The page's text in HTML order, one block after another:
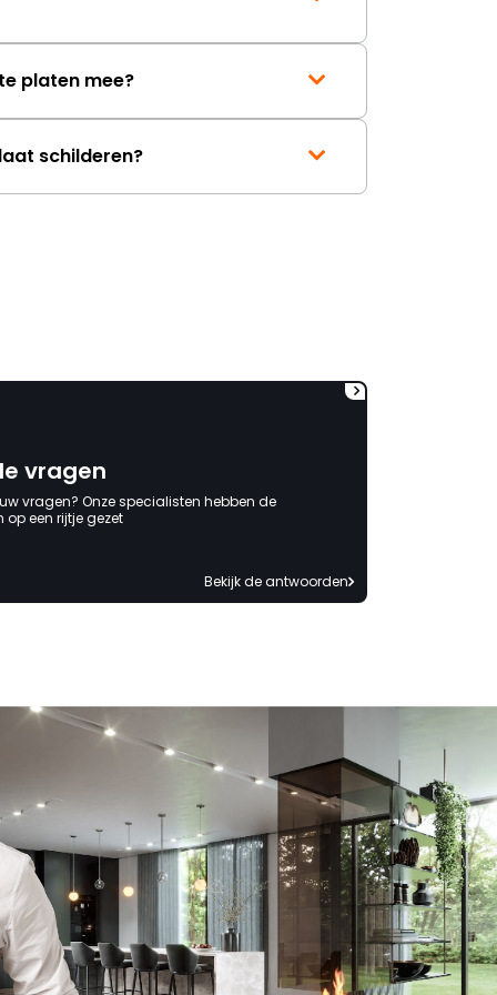
platen mee?
schilderen?
vragen
vragen? Onze specialisten hebben de
een rijtje gezet
Bekijk de antwoorden